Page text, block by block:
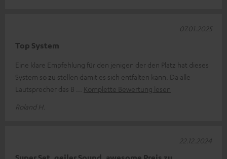
Top System
Eine klare Empfehlung für den jenigen der den Platz hat dieses
System so zu stellen damit es sich entfalten kann. Da alle
Lautsprecher das B
Komplette Bewertung lesen
Roland H.
07.01.2025
22.12.2024